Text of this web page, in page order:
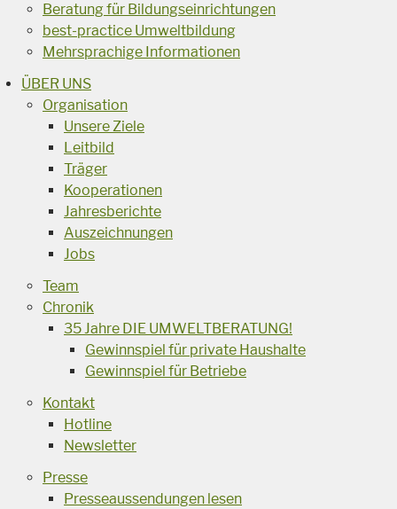
Beratung für Bildungseinrichtungen
best-practice Umweltbildung
Mehrsprachige Informationen
ÜBER UNS
Organisation
Unsere Ziele
Leitbild
Träger
Kooperationen
Jahresberichte
Auszeichnungen
Jobs
Team
Chronik
35 Jahre DIE UMWELTBERATUNG!
Gewinnspiel für private Haushalte
Gewinnspiel für Betriebe
Kontakt
Hotline
Newsletter
Presse
Presseaussendungen lesen